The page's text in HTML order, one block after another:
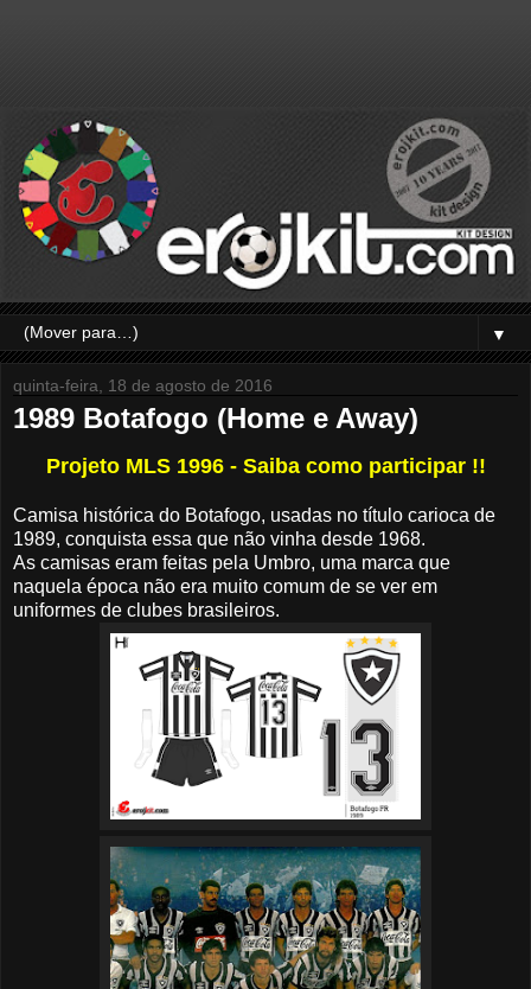
▼
quinta-feira, 18 de agosto de 2016
1989 Botafogo (Home e Away)
Projeto MLS 1996 - Saiba como participar !!
Camisa histórica do Botafogo, usadas no título carioca de
1989, conquista essa que não vinha desde 1968.
As camisas eram feitas pela Umbro, uma marca que
naquela época não era muito comum de se ver em
uniformes de clubes brasileiros.